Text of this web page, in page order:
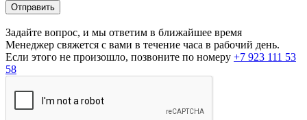
Задайте вопрос, и мы ответим в ближайшее время
Менеджер свяжется с вами в течение часа в рабочий день.
Если этого не произошло, позвоните по номеру +7 923 111 53
58